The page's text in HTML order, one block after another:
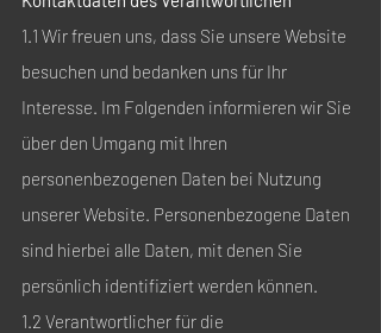
1.1 Wir freuen uns, dass Sie unsere Website
besuchen und bedanken uns für Ihr
Interesse. Im Folgenden informieren wir Sie
über den Umgang mit Ihren
personenbezogenen Daten bei Nutzung
unserer Website. Personenbezogene Daten
sind hierbei alle Daten, mit denen Sie
persönlich identifiziert werden können.
1.2 Verantwortlicher für die